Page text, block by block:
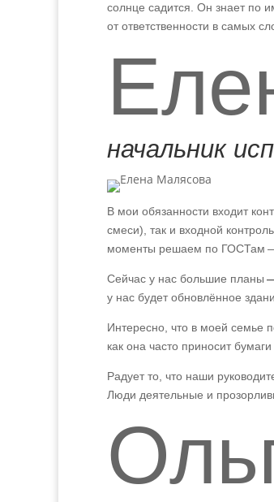
солнце садится. Он знает по
от ответственности в самых
начальник
В мои обязанности входит
смеси), так и входной
моменты решаем по ГОСТам —
Сейчас у нас большие планы
у нас будет обновлённое
Интересно, что в моей семье
как она часто приносит
Радует то, что наши
Люди деятельные и